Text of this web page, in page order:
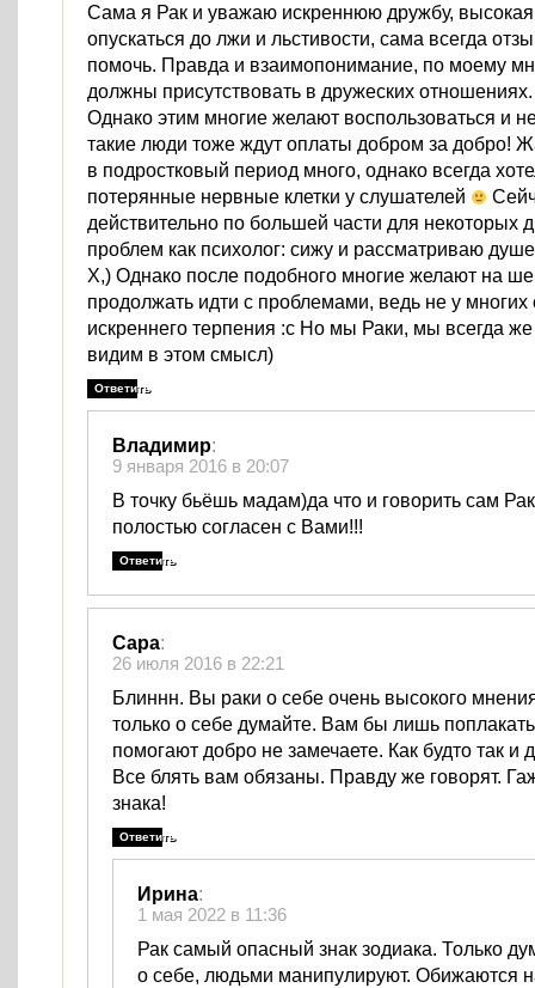
Сама я Рак и уважаю искреннюю дружбу,
опускаться до лжи и льстивости, сама всегда
помочь. Правда и взаимопонимание, по моему
должны присутствовать в дружеских отношениях.
Однако этим многие желают воспользоваться и
такие люди тоже ждут оплаты добром за добро!
в подростковый период много, однако всегда
потерянные нервные клетки у слушателей
действительно по большей части для некоторых
проблем как психолог: сижу и рассматриваю
Х,) Однако после подобного многие желают на
продолжать идти с проблемами, ведь не у многих
искреннего терпения :с Но мы Раки, мы всегда
видим в этом смысл)
Ответить
Владимир:
9 января 2016 в 20:07
В точку бьёшь мадам)да что и говорить сам
полостью согласен с Вами!!!
Ответить
Сара:
26 июля 2016 в 22:21
Блиннн. Вы раки о себе очень высокого
только о себе думайте. Вам бы лишь
помогают добро не замечаете. Как будто так и
Все блять вам обязаны. Правду же говорят.
знака!
Ответить
Ирина:
1 мая 2022 в 11:36
Рак самый опасный знак зодиака. Только
о себе, людьми манипулируют. Обижаются